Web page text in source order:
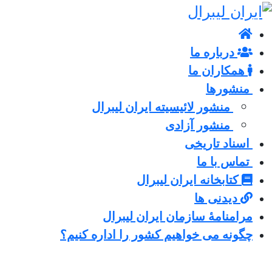
درباره ما
همکاران ما
منشورها
منشور لائیسیته ایران لیبرال
منشور آزادی
اسناد تاریخی
تماس با ما
کتابخانه ایران لیبرال
دیدنی ها
مرامنامۀ سازمان ایران لیبرال
چگونه می خواهیم کشور را اداره کنیم؟